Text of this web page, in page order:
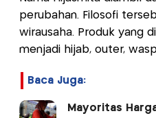
perubahan. Filosofi
wirausaha. Produk yang
menjadi hijab, outer,
Baca Juga:
Mayoritas